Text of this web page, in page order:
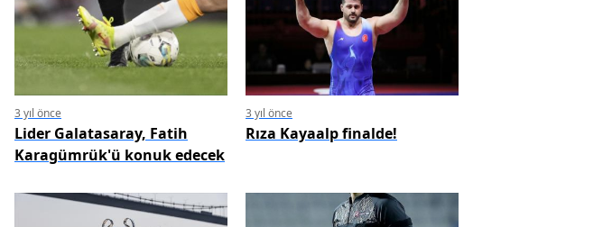
3 yıl önce
Lider Galatasaray, Fatih
Karagümrük'ü konuk edecek
3 yıl önce
Rıza Kayaalp finalde!